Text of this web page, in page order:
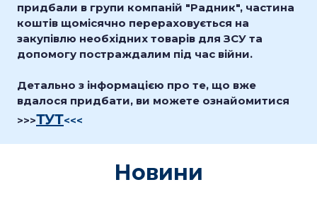
придбали в групи компаній "Радник", частина
коштів щомісячно перераховується на
закупівлю необхідних товарів для ЗСУ та
допомогу постраждалим під час війни.
Детально з інформацією про те, що вже
вдалося придбати, ви можете ознайомитися
>>>ТУТ<<<
Новини